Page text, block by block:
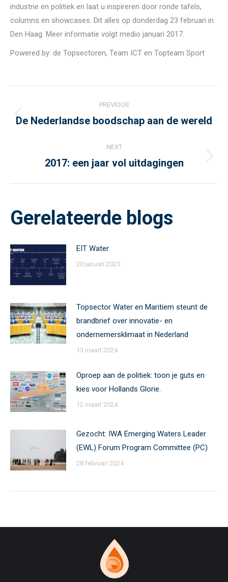
industrie en politiek en laat u inspireren door ronde tafels,
columns en showcases. Dit alles op donderdag 23 februari in
Den Haag. Meer informatie volgt medio januari 2017.
Powered by: de Topsectoren, Team ICT en Topteam Sport
navigation
PREVIOUS
Previous
De Nederlandse boodschap aan de wereld
NEXT
Next
2017: een jaar vol uitdagingen
Gerelateerde blogs
EIT Water
20 januari 2025
Topsector Water en Maritiem steunt de
brandbrief over innovatie- en
ondernemersklimaat in Nederland
13 maart 2024
Oproep aan de politiek: toon je guts en
kies voor Hollands Glorie.
12 maart 2024
Gezocht: IWA Emerging Waters Leader
(EWL) Forum Program Committee (PC)
28 februari 2024